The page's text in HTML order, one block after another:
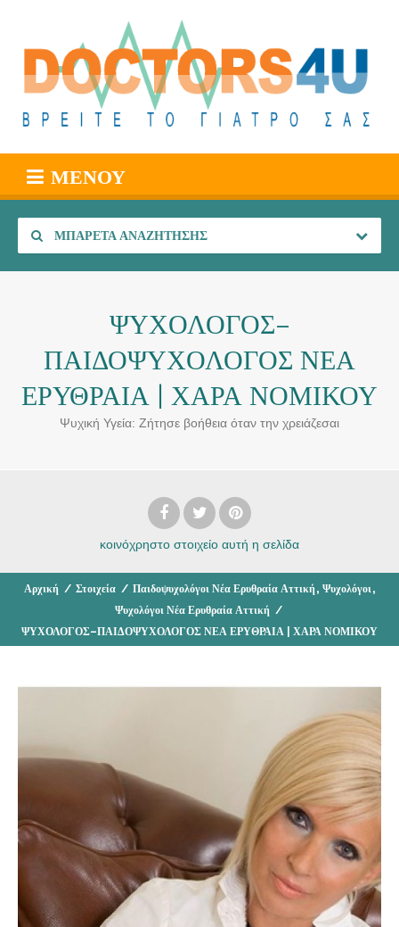
ΜΕΝΟΎ
ΜΠΑΡΈΤΑ ΑΝΑΖΉΤΗΣΗΣ
ΨΥΧΟΛΟΓΟΣ–
ΠΑΙΔΟΨΥΧΟΛΟΓΟΣ ΝΕΑ
ΕΡΥΘΡΑΙΑ | ΧΑΡΑ ΝΟΜΙΚΟΥ
Ψυχική Υγεία: Ζήτησε βοήθεια όταν την χρειάζεσαι
κοινόχρηστο στοιχείο αυτή η σελίδα
Αρχική / Στοιχεία / Παιδοψυχολόγοι Νέα Ερυθραία Αττική , Ψυχολόγοι ,
Ψυχολόγοι Νέα Ερυθραία Αττική /
ΨΥΧΟΛΟΓΟΣ–ΠΑΙΔΟΨΥΧΟΛΟΓΟΣ ΝΕΑ ΕΡΥΘΡΑΙΑ | ΧΑΡΑ ΝΟΜΙΚΟΥ